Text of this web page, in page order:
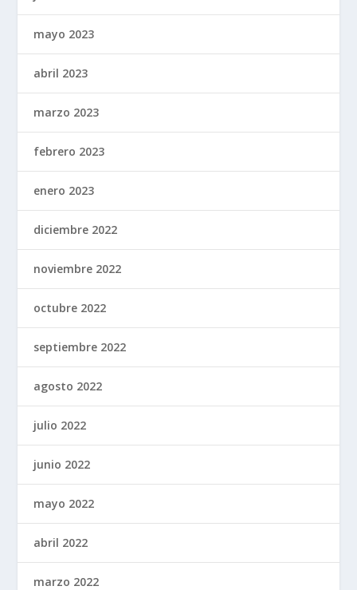
mayo 2023
abril 2023
marzo 2023
febrero 2023
enero 2023
diciembre 2022
noviembre 2022
octubre 2022
septiembre 2022
agosto 2022
julio 2022
junio 2022
mayo 2022
abril 2022
marzo 2022